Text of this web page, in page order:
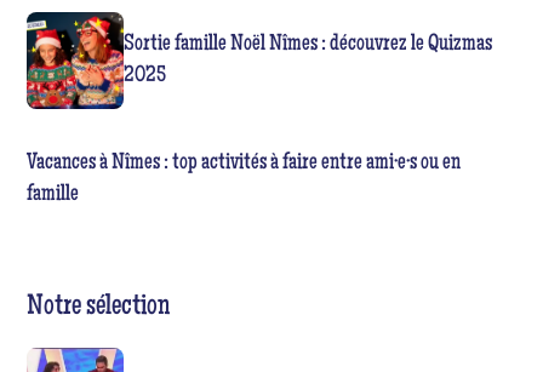
Sortie famille Noël Nîmes : découvrez le Quizmas
2025
Vacances à Nîmes : top activités à faire entre ami·e·s ou en
famille
Notre sélection